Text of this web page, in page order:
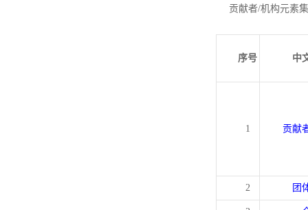
贡献者/机构元素
序号 中
1 贡献
2 团